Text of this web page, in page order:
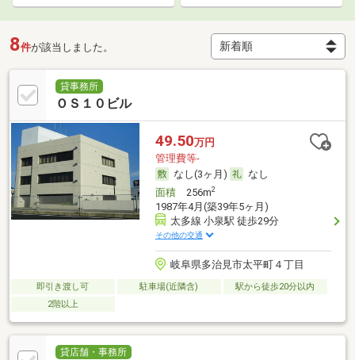
8件が該当しました。
貸事務所
ＯＳ１０ビル
49.50万円
管理費等-
なし(3ヶ月)
なし
面積256m2
1987年4月(築39年5ヶ月)
太多線 小泉駅 徒歩29分
その他の交通
岐阜県多治見市太平町４丁目
即引き渡し可 駐車場(近隣含)
駅から徒歩20分以内
2階以上
貸店舗・事務所